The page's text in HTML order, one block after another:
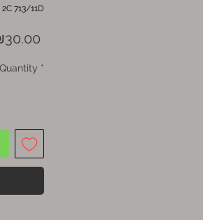
2C 713/11D
Quantity *